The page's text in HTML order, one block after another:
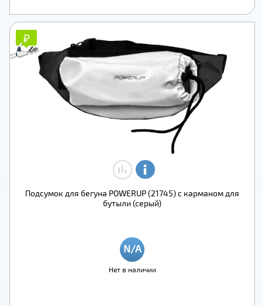
₽
₽
Подсумок для бегуна POWERUP (21745) с карманом для
бутыли (серый)
Нет в наличии